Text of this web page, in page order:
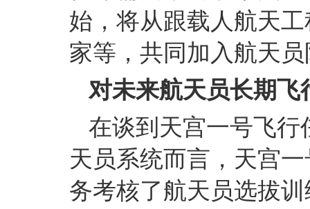
始，将从跟载人航天
家等，共同加入航天
对未来航天员长期飞
在谈到天宫一号飞
天员系统而言，天宫
务考核了航天员选拔